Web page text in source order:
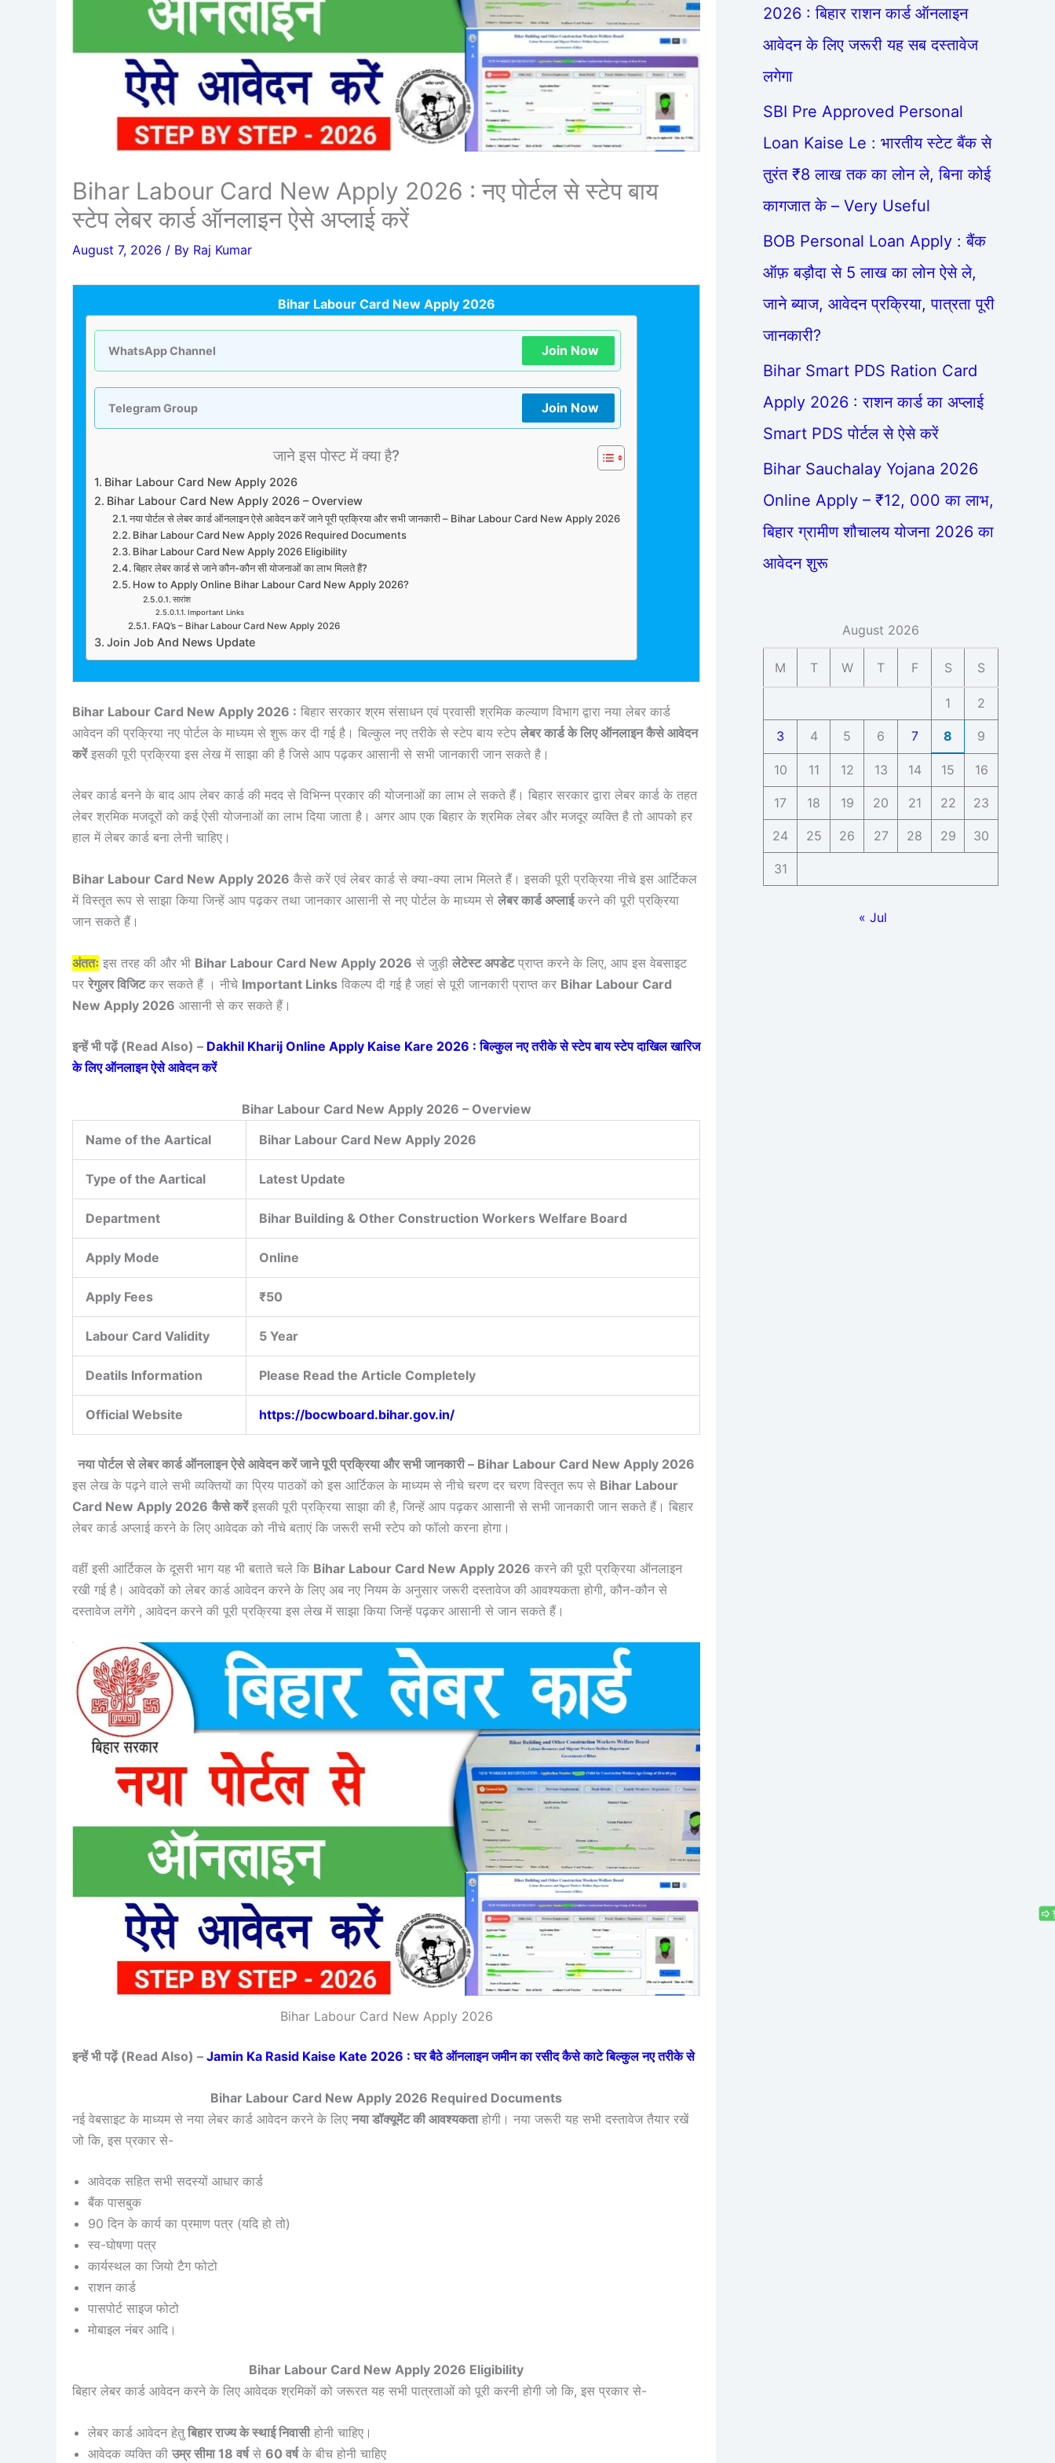
Bihar Labour Card New Apply 2026 : नए पोर्टल से स्टेप बाय
स्टेप लेबर कार्ड ऑनलाइन ऐसे अप्लाई करें
August 7, 2026 / By Raj Kumar
Bihar Labour Card New Apply 2026
WhatsApp Channel Join Now
Telegram Group Join Now
जाने इस पोस्ट में क्या है?
Bihar Labour Card New Apply 2026
Bihar Labour Card New Apply 2026 – Overview
नया पोर्टल से लेबर कार्ड ऑनलाइन ऐसे आवेदन करें जाने पूरी प्रक्रिया और सभी जानकारी – Bihar Labour Card New Apply 2026
Bihar Labour Card New Apply 2026 Required Documents
Bihar Labour Card New Apply 2026 Eligibility
बिहार लेबर कार्ड से जाने कौन-कौन सी योजनाओं का लाभ मिलते हैं?
How to Apply Online Bihar Labour Card New Apply 2026?
सारांश
Important Links
FAQ’s – Bihar Labour Card New Apply 2026
Join Job And News Update
Bihar Labour Card New Apply 2026 : बिहार सरकार श्रम संसाधन एवं प्रवासी श्रमिक कल्याण विभाग द्वारा नया लेबर कार्ड
आवेदन की प्रक्रिया नए पोर्टल के माध्यम से शुरू कर दी गई है। बिल्कुल नए तरीके से स्टेप बाय स्टेप लेबर कार्ड के लिए ऑनलाइन कैसे आवेदन
करेंइसकी पूरी प्रक्रिया इस लेख में साझा की है जिसे आप पढ़कर आसानी से सभी जानकारी जान सकते है।
लेबर कार्ड बनने के बाद आप लेबर कार्ड की मदद से विभिन्न प्रकार की योजनाओं का लाभ ले सकते हैं। बिहार सरकार द्वारा लेबर कार्ड के तहत
लेबर श्रमिक मजदूरों को कई ऐसी योजनाओं का लाभ दिया जाता है। अगर आप एक बिहार के श्रमिक लेबर और मजदूर व्यक्ति है तो आपको हर
हाल में लेबर कार्ड बना लेनी चाहिए।
Bihar Labour Card New Apply 2026 कैसे करें एवं लेबर कार्ड से क्या-क्या लाभ मिलते हैं। इसकी पूरी प्रक्रिया नीचे इस आर्टिकल
में विस्तृत रूप से साझा किया जिन्हें आप पढ़कर तथा जानकार आसानी से नए पोर्टल के माध्यम से लेबर कार्ड अप्लाईकरने की पूरी प्रक्रिया
जान सकते हैं।
अंततः इस तरह की और भी Bihar Labour Card New Apply 2026 से जुड़ी लेटेस्ट अपडेटप्राप्त करने के लिए, आप इस वेबसाइट
पर रेगुलर विजिटकर सकते हैं । नीचे Important Links विकल्प दी गई है जहां से पूरी जानकारी प्राप्त कर Bihar Labour Card
New Apply 2026 आसानी से कर सकते हैं।
इन्हें भी पढ़ें (Read Also) – Dakhil Kharij Online Apply Kaise Kare 2026 : बिल्कुल नए तरीके से स्टेप बाय स्टेप दाखिल खारिज
के लिए ऑनलाइन ऐसे आवेदन करें
Bihar Labour Card New Apply 2026 – Overview
Name of the Aartical
Bihar Labour Card New Apply 2026
Type of the Aartical Latest Update
Department Bihar Building & Other Construction Workers Welfare Board
Apply Mode Online
Apply Fees ₹50
Labour Card Validity 5 Year
Deatils Information Please Read the Article Completely
Official Website https://bocwboard.bihar.gov.in/
नया पोर्टल से लेबर कार्ड ऑनलाइन ऐसे आवेदन करें जाने पूरी प्रक्रिया और सभी जानकारी – Bihar Labour Card New Apply 2026
इस लेख के पढ़ने वाले सभी व्यक्तियों का प्रिय पाठकों को इस आर्टिकल के माध्यम से नीचे चरण दर चरण विस्तृत रूप से Bihar Labour
Card New Apply 2026 कैसे करेंइसकी पूरी प्रक्रिया साझा की है, जिन्हें आप पढ़कर आसानी से सभी जानकारी जान सकते हैं। बिहार
लेबर कार्ड अप्लाई करने के लिए आवेदक को नीचे बताएं कि जरूरी सभी स्टेप को फॉलो करना होगा।
वहीं इसी आर्टिकल के दूसरी भाग यह भी बताते चले कि Bihar Labour Card New Apply 2026 करने की पूरी प्रक्रिया ऑनलाइन
रखी गई है। आवेदकों को लेबर कार्ड आवेदन करने के लिए अब नए नियम के अनुसार जरूरी दस्तावेज की आवश्यकता होगी, कौन-कौन से
दस्तावेज लगेंगे , आवेदन करने की पूरी प्रक्रिया इस लेख में साझा किया जिन्हें पढ़कर आसानी से जान सकते हैं।
Bihar Labour Card New Apply 2026
इन्हें भी पढ़ें (Read Also) – Jamin Ka Rasid Kaise Kate 2026 : घर बैठे ऑनलाइन जमीन का रसीद कैसे काटे बिल्कुल नए तरीके से
Bihar Labour Card New Apply 2026 Required Documents
नई वेबसाइट के माध्यम से नया लेबर कार्ड आवेदन करने के लिए नया डॉक्यूमेंट की आवश्यकताहोगी। नया जरूरी यह सभी दस्तावेज तैयार रखें
जो कि, इस प्रकार से-
आवेदक सहित सभी सदस्यों आधार कार्ड
बैंक पासबुक
90 दिन के कार्य का प्रमाण पत्र (यदि हो तो)
स्व-घोषणा पत्र
कार्यस्थल का जियो टैग फोटो
राशन कार्ड
पासपोर्ट साइज फोटो
मोबाइल नंबर आदि।
Bihar Labour Card New Apply 2026 Eligibility
बिहार लेबर कार्ड आवेदन करने के लिए आवेदक श्रमिकों को जरूरत यह सभी पात्रताओं को पूरी करनी होगी जो कि, इस प्रकार से-
लेबर कार्ड आवेदन हेतु बिहार राज्य के स्थाई निवासीहोनी चाहिए।
आवेदक व्यक्ति की उम्र सीमा 18 वर्षसे 60 वर्षके बीच होनी चाहिए
2026 : बिहार राशन कार्ड ऑनलाइन
आवेदन के लिए जरूरी यह सब दस्तावेज
लगेगा
SBI Pre Approved Personal
Loan Kaise Le : भारतीय स्टेट बैंक से
तुरंत ₹8 लाख तक का लोन ले, बिना कोई
कागजात के – Very Useful
BOB Personal Loan Apply : बैंक
ऑफ़ बड़ौदा से 5 लाख का लोन ऐसे ले,
जाने ब्याज, आवेदन प्रक्रिया, पात्रता पूरी
जानकारी?
Bihar Smart PDS Ration Card
Apply 2026 : राशन कार्ड का अप्लाई
Smart PDS पोर्टल से ऐसे करें
Bihar Sauchalay Yojana 2026
Online Apply – ₹12, 000 का लाभ,
बिहार ग्रामीण शौचालय योजना 2026 का
आवेदन शुरू
August 2026
M T W T F S S
1 2
3 4 5 6 7 8 9
10 11 12 13 14 15 16
17 18 19 20 21 22 23
24 25 26 27 28 29 30
31
« Jul